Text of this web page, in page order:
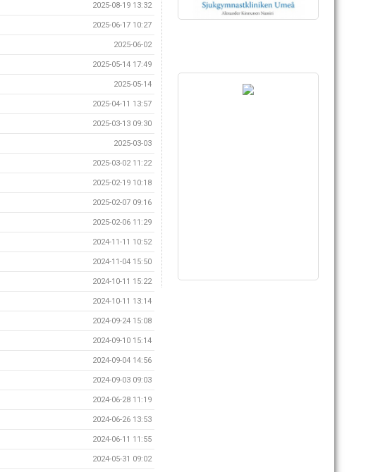
2025-08-19 13:32
2025-06-17 10:27
2025-06-02
2025-05-14 17:49
2025-05-14
2025-04-11 13:57
2025-03-13 09:30
2025-03-03
2025-03-02 11:22
2025-02-19 10:18
2025-02-07 09:16
2025-02-06 11:29
2024-11-11 10:52
2024-11-04 15:50
2024-10-11 15:22
2024-10-11 13:14
2024-09-24 15:08
2024-09-10 15:14
2024-09-04 14:56
2024-09-03 09:03
2024-06-28 11:19
2024-06-26 13:53
2024-06-11 11:55
2024-05-31 09:02